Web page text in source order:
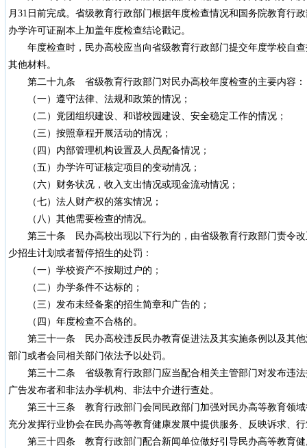
月31日前完成。省级教育行政部门根据年度检查情况和国务院教育行
办学许可证副本上加盖年度检查结论戳记。
年度检查时，民办高校应当向省级教育行政部门提交年度学校自查
其他材料。
第二十九条 省级教育行政部门对民办高校年度检查的主要内容：
（一）遵守法律、法规和政策的情况；
（二）党团组织建设、和谐校园建设、安全稳定工作的情况；
（三）按照章程开展活动的情况；
（四）内部管理机构设置及人员配备情况；
（五）办学许可证核定项目的变动情况；
（六）财务状况，收入支出情况或现金流动情况；
（七）法人财产权的落实情况；
（八）其他需要检查的情况。
第三十条 民办高校出现以下行为的，由省级教育行政部门责令改
少招生计划或者暂停招生的处罚：
（一）学校资产不按期过户的；
（二）办学条件不达标的；
（三）发布未经备案的招生简章和广告的；
（四）年度检查不合格的。
第三十一条 民办高校违反民办教育促进法及其实施条例以及其他
部门或者会同相关部门依法予以处罚。
第三十二条 省级教育行政部门应当配合相关主管部门对发布违法
广告发布者和非法办学机构、非法中介进行查处。
第三十三条 教育行政部门会同民政部门加强对民办高等教育领域
充分发挥行业协会在民办高等教育健康发展中提供服务、反映诉求、
第三十四条 教育行政部门配合新闻单位做好引导民办高等教育健